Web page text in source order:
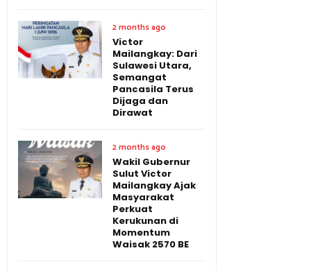
2 months ago
Victor
Mailangkay: Dari
Sulawesi Utara,
Semangat
Pancasila Terus
Dijaga dan
Dirawat
2 months ago
Wakil Gubernur
Sulut Victor
Mailangkay Ajak
Masyarakat
Perkuat
Kerukunan di
Momentum
Waisak 2570 BE